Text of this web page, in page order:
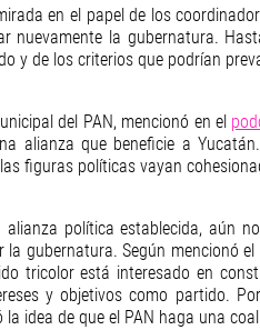
en el papel de los
nuevamente la gubernatura.
y de los criterios que podrían
del PAN, mencionó en el
alianza que beneficie a
figuras políticas vayan
política establecida, aún
gubernatura. Según mencionó
tricolor está interesado en
y objetivos como partido.
idea de que el PAN haga una